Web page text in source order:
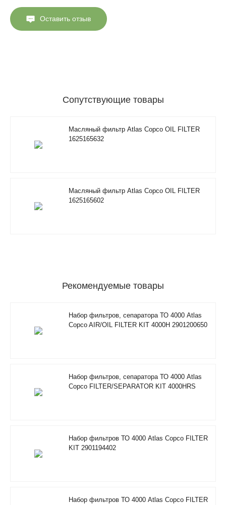
Оставить отзыв
Сопутствующие товары
Масляный фильтр Atlas Copco OIL FILTER
1625165632
Масляный фильтр Atlas Copco OIL FILTER
1625165602
Рекомендуемые товары
Набор фильтров, сепаратора ТО 4000 Atlas
Copco AIR/OIL FILTER KIT 4000H 2901200650
Набор фильтров, сепаратора ТО 4000 Atlas
Copco FILTER/SEPARATOR KIT 4000HRS
Набор фильтров ТО 4000 Atlas Copco FILTER
KIT 2901194402
Набор фильтров ТО 4000 Atlas Copco FILTER